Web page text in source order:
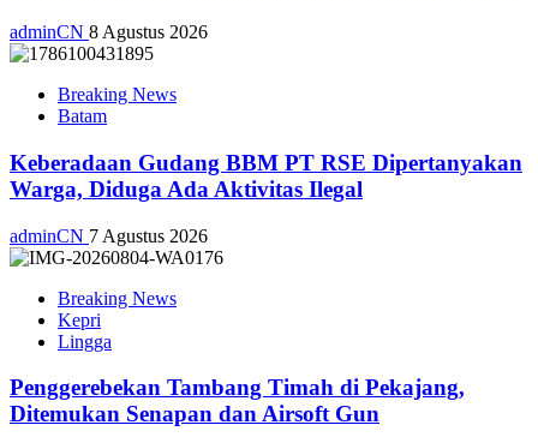
adminCN 8 Agustus 2026
Breaking News
Batam
Keberadaan Gudang BBM PT RSE Dipertanyakan
Warga, Diduga Ada Aktivitas Ilegal
adminCN 7 Agustus 2026
Breaking News
Kepri
Lingga
Penggerebekan Tambang Timah di Pekajang,
Ditemukan Senapan dan Airsoft Gun